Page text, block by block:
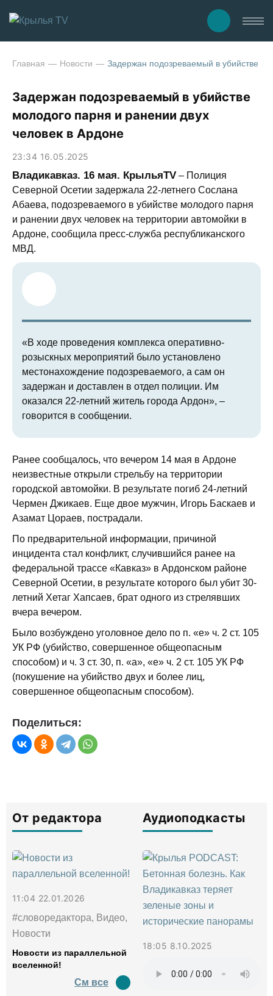
Главная Новости Задержан подозреваемый в убийстве
Задержан подозреваемый в убийстве
молодого парня и ранении двух
человек в Ардоне
23:34 16.05.2025
Владикавказ. 16 мая. КрыльяTV – Полиция
Северной Осетии задержала 22-летнего Сослана
Абаева, подозреваемого в убийстве молодого парня
и ранении двух человек на территории автомойки в
Ардоне, сообщила пресс-служба республиканского
МВД.
«В ходе проведения комплекса оперативно-
розыскных мероприятий было установлено
местонахождение подозреваемого, а сам он
задержан и доставлен в отдел полиции. Им
оказался 22-летний житель города Ардон», –
говорится в сообщении.
Ранее сообщалось, что вечером 14 мая в Ардоне
неизвестные открыли стрельбу на территории
городской автомойки. В результате погиб 24-летний
Чермен Джикаев. Еще двое мужчин, Игорь Баскаев и
Азамат Цораев, пострадали.
По предварительной информации, причиной
инцидента стал конфликт, случившийся ранее на
федеральной трассе «Кавказ» в Ардонском районе
Северной Осетии, в результате которого был убит 30-
летний Хетаг Хапсаев, брат одного из стрелявших
вчера вечером.
Было возбуждено уголовное дело по п. «е» ч. 2 ст. 105
УК РФ (убийство, совершенное общеопасным
способом) и ч. 3 ст. 30, п. «а», «е» ч. 2 ст. 105 УК РФ
(покушение на убийство двух и более лиц,
совершенное общеопасным способом).
Поделиться:
От редактора
11:04 22.01.2026
#словоредактора, Видео,
Новости
Новости из параллельной
вселенной!
См все
Аудиоподкасты
18:05 8.10.2025